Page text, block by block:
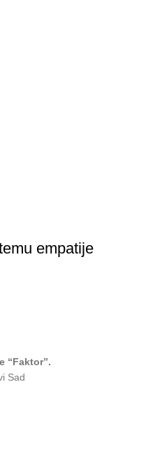
empatije
“Faktor”.
Sad